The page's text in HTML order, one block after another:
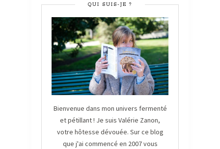
QUI SUIS-JE ?
Bienvenue dans mon univers fermenté
et pétillant ! Je suis Valérie Zanon,
votre hôtesse dévouée. Sur ce blog
que j'ai commencé en 2007 vous